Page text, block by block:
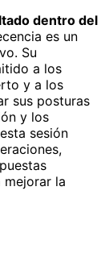
dentro del
es un
Su
a los
y a los
sus posturas
y los
sesión
mejorar la